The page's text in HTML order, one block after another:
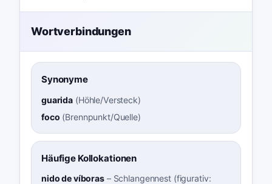
Wortverbindungen
Synonyme
guarida (Höhle/Versteck)
foco (Brennpunkt/Quelle)
Häufige Kollokationen
nido de víboras – Schlangennest (figurativ: